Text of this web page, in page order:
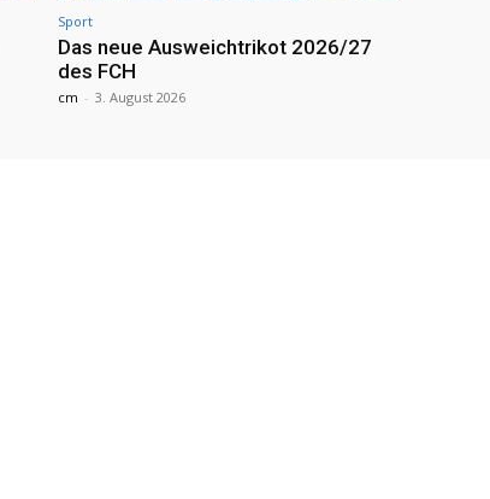
Sport
Das neue Ausweichtrikot 2026/27
des FCH
cm - 3. August 2026